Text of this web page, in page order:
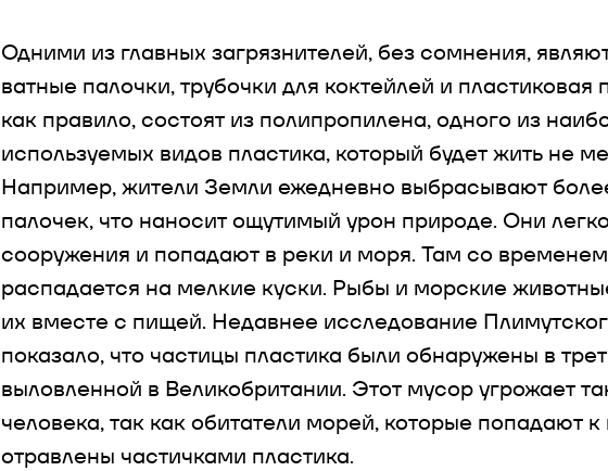
Одними из главных загрязнителей, без сомнения,
ватные палочки, трубочки для коктейлей и пластиковая
как правило, состоят из полипропилена, одного из
используемых видов пластика, который будет жить не
Например, жители Земли ежедневно выбрасывают
палочек, что наносит ощутимый урон природе. Они
сооружения и попадают в реки и моря. Там со
распадается на мелкие куски. Рыбы и морские
их вместе с пищей. Недавнее исследование
показало, что частицы пластика были обнаружены в
выловленной в Великобритании. Этот мусор угрожает
человека, так как обитатели морей, которые попадают
отравлены частичками пластика.